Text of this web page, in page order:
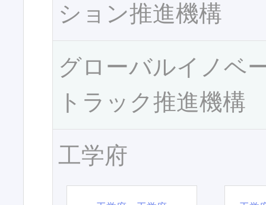
ション推進機構
グローバルイノベ
トラック推進機構
工学府